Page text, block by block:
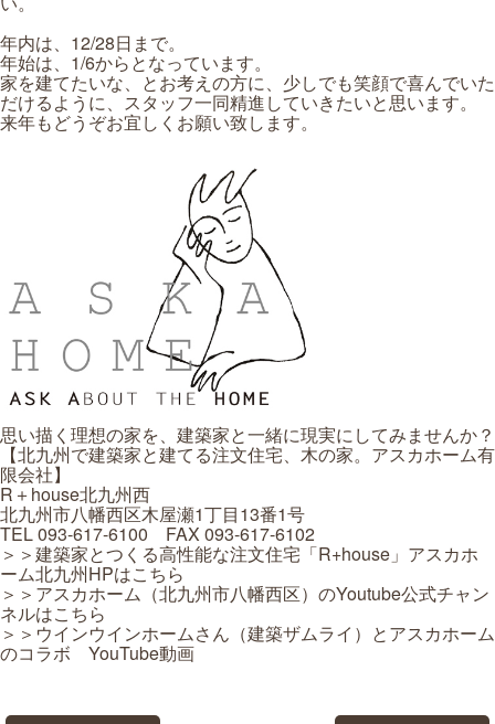
年内は、12/28日まで。
年始は、1/6からとなっています。
家を建てたいな、とお考えの方に、少しでも笑顔で喜んでいた
だけるように、スタッフ一同精進していきたいと思います。
来年もどうぞお宜しくお願い致します。
思い描く理想の家を、建築家と一緒に現実にしてみませんか？
【北九州で建築家と建てる注文住宅、木の家。アスカホーム有
限会社】
R＋house北九州西
北九州市八幡西区木屋瀬1丁目13番1号
TEL 093-617-6100 FAX 093-617-6102
＞＞建築家とつくる高性能な注文住宅「R+house」アスカホ
ーム北九州HPはこちら
＞＞アスカホーム（北九州市八幡西区）のYoutube公式チャン
ネルはこちら
＞＞ウインウインホームさん（建築ザムライ）とアスカホーム
のコラボ YouTube動画